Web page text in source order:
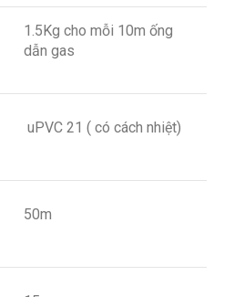
1.5Kg cho mỗi 10m ống
dẫn gas
uPVC 21 ( có cách nhiệt)
50m